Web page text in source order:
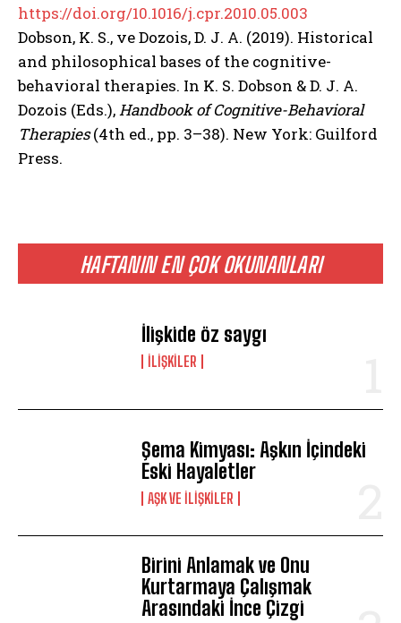
HAFTANIN EN ÇOK OKUNANLARI
İlişkide öz saygı
İLIŞKILER
Şema Kimyası: Aşkın İçindeki
Eski Hayaletler
AŞK VE İLIŞKILER
Birini Anlamak ve Onu
Kurtarmaya Çalışmak
Arasındaki İnce Çizgi
https://doi.org/10.1016/j.cpr.2010.05.003
Dobson, K. S., ve Dozois, D. J. A. (2019). Historical
and philosophical bases of the cognitive-
behavioral therapies. In K. S. Dobson & D. J. A.
Dozois (Eds.), Handbook of Cognitive-Behavioral
Therapies(4th ed., pp. 3–38). New York: Guilford
Press.